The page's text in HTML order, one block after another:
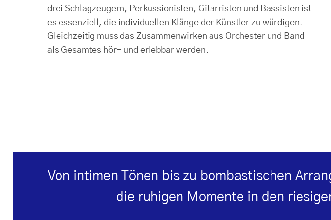
drei Schlagzeugern, Perkussionisten, Gitarristen und Bassisten ist
es essenziell, die individuellen Klänge der Künstler zu würdigen.
Gleichzeitig muss das Zusammenwirken aus Orchester und Band
als Gesamtes hör- und erlebbar werden.
Von intimen Tönen bis zu bombastischen
die ruhigen Momente in den